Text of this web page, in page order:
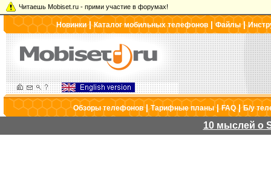
Читаешь Mobiset.ru - прими участие в форумах!
Новинки|Каталог мобильных телефонов |Файлы|
Обзоры телефонов|Тарифные планы|FAQ|Б/у
10 мыслей о